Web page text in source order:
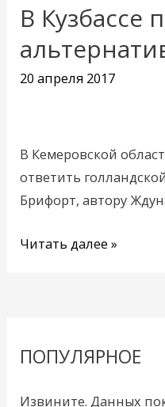
В Кузбассе
20 апреля 2017
В Кемеровской
ответить
Брифорт, автору
В
Кузбассе
придумали
альтернативу
Читать далее »
ПОПУЛЯРНОЕ
Извините. Данных